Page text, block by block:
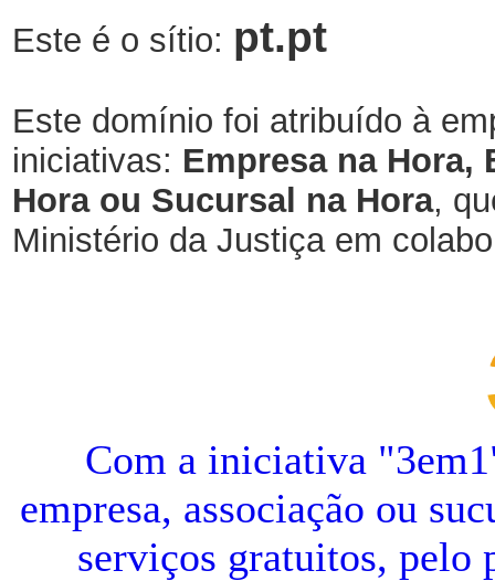
Este é o sítio: pt.pt
Este domínio foi atribuído à
iniciativas: Empresa na Hora,
Hora ou Sucursal na Hora,
Ministério da Justiça em
Com a iniciativa
empresa, associação ou
serviços gratuitos, pelo